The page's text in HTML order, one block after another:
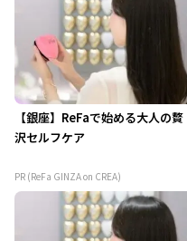
【銀座】ReFaで始める大人の贅
沢セルフケア
PR (ReFa GINZA on CREA)